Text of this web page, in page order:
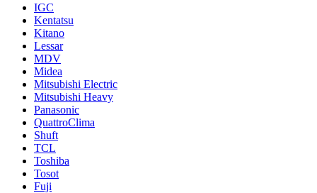
IGC
Kentatsu
Kitano
Lessar
MDV
Midea
Mitsubishi Electric
Mitsubishi Heavy
Panasonic
QuattroClima
Shuft
TCL
Toshiba
Tosot
Fuji